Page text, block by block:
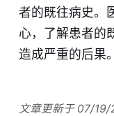
者的既往病史。
心，了解患者的
造成严重的后果。
文章更新于 07/19/